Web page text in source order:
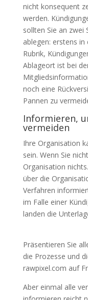
nicht konsequent
werden.
sollten Sie an zwei
ablegen: erstens in
Rubrik,
Ablageort ist bei
noch eine
Pannen zu
Informieren,
vermeiden
Ihre Organisation
sein. Wenn Sie
Organisation
über die
Verfahren
im Falle einer
landen die
Präsentieren Sie
die Prozesse und
rawpixel.com auf
Aber einmal alle